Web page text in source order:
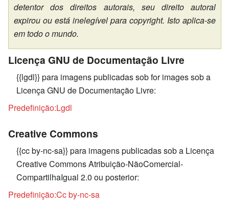
detentor dos direitos autorais, seu direito autoral
expirou ou está inelegível para copyright. Isto aplica-se
em todo o mundo.
Licença GNU de Documentação Livre
{{lgdl}} para imagens publicadas sob for images sob a
Licença GNU de Documentação Livre:
Predefinição:Lgdl
Creative Commons
{{cc by-nc-sa}} para imagens publicadas sob a Licença
Creative Commons Atribuição-NãoComercial-
CompartilhaIgual 2.0 ou posterior:
Predefinição:Cc by-nc-sa